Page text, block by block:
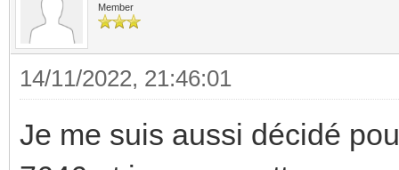
Member
14/11/2022, 21:46:01
Je me suis aussi décidé